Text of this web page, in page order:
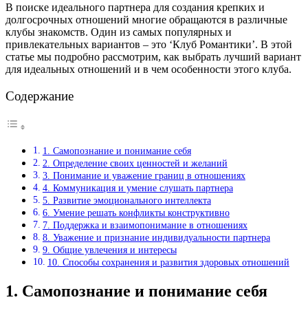
В поиске идеального партнера для создания крепких и
долгосрочных отношений многие обращаются в различные
клубы знакомств. Один из самых популярных и
привлекательных вариантов – это ‘Клуб Романтики’. В этой
статье мы подробно рассмотрим, как выбрать лучший вариант
для идеальных отношений и в чем особенности этого клуба.
Содержание
1. Самопознание и понимание себя
2. Определение своих ценностей и желаний
3. Понимание и уважение границ в отношениях
4. Коммуникация и умение слушать партнера
5. Развитие эмоционального интеллекта
6. Умение решать конфликты конструктивно
7. Поддержка и взаимопонимание в отношениях
8. Уважение и признание индивидуальности партнера
9. Общие увлечения и интересы
10. Способы сохранения и развития здоровых отношений
1. Самопознание и понимание себя